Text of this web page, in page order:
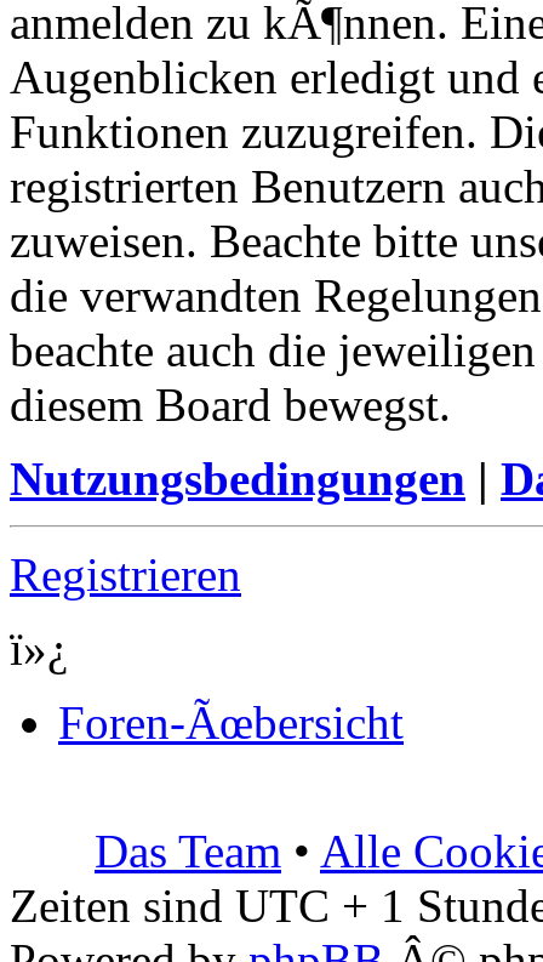
anmelden zu kÃ¶nnen.
Augenblicken erledigt und
Funktionen zuzugreifen.
registrierten Benutzern
zuweisen. Beachte bitte
die verwandten
beachte auch die
diesem Board bewegst.
Nutzungsbedingungen |
Registrieren
ï»¿
Foren-Ãœbersicht
Das Team • Alle
Zeiten sind UTC + 1